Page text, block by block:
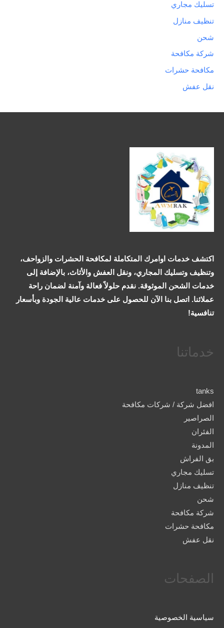
تسليك مجاري
تنظيف منازل
شحن
شركة مكافحة
مكافحة حشرات
نقل عفش
اكتشف خدمات اوامرك المتكاملة لمكافحة الحشرات والزواحف،
وتنظيف وتسليك المجاري، ونقل العفش والأثاث، بالإضافة إلى
خدمات الشحن الموثوقة. نقدم حلولاً فعالة وآمنة لضمان راحة
عملائنا. اتصل بنا الآن للحصول على خدمات عالية الجودة وبأسعار
تنافسية!
خدماتنا
tanks
افضل شركة / شركات مكافحة
الصراصير
الفئران
المدونة
بق الفراش
تسليك مجاري
تنظيف منازل
شحن
شركة مكافحة
مكافحة حشرات
نقل عفش
الصفحات
سياسية الخصوصية